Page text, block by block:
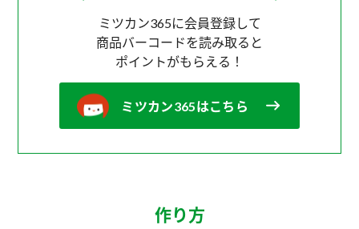
ミツカン365に会員登録して
商品バーコードを読み取ると
ポイントがもらえる！
ミツカン365はこちら
作り方